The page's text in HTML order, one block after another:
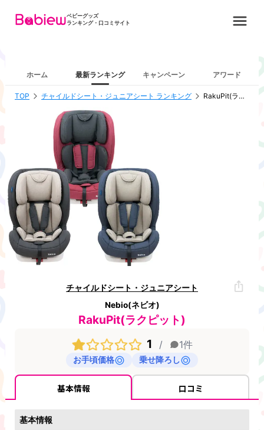
ベビーグッズ
ランキング・口コミサイト
ホーム 最新ランキング キャンペーン アワード
TOP チャイルドシート・ジュニアシート ランキング RakuPit(ラクピット)
チャイルドシート・ジュニアシート
Nebio(ネビオ)
RakuPit(ラクピット)
1
/ 1件
お手頃価格 乗せ降ろし
基本情報 口コミ
基本情報